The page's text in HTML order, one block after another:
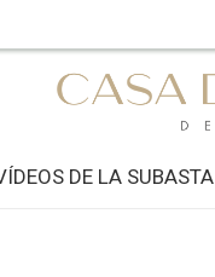
DE LA SUBASTA